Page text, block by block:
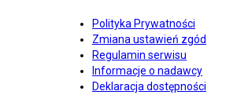
Polityka Prywatności
Zmiana ustawień zgód
Regulamin serwisu
Informacje o nadawcy
Deklaracja dostępności